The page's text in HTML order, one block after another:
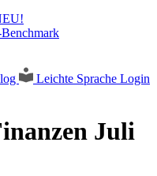
Leichte Sprache Login
Juli